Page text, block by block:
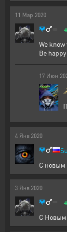
11 Мар 2020
We
Be
17 Июн
4 Янв 2020
С новым
3 Янв 2020
С Новым